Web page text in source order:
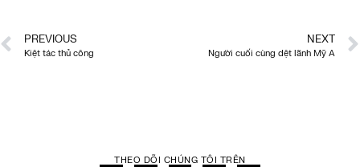
PREVIOUS
Kiệt tác thủ công
NEXT
Người cuối cùng dệt lãnh Mỹ A
THEO DÕI CHÚNG TÔI TRÊN